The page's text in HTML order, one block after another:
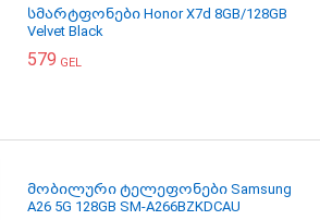
სმარტფონები Honor X7d 8GB/128GB
Velvet Black
579 GEL
მობილური ტელეფონები Samsung
A26 5G 128GB SM-A266BZKDCAU